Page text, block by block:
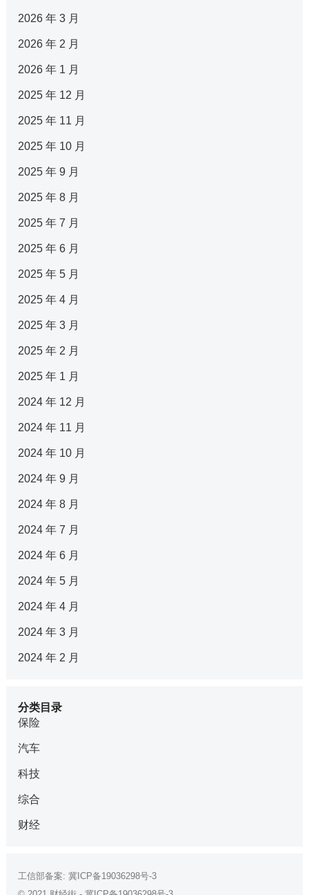
2026 年 3 月
2026 年 2 月
2026 年 1 月
2025 年 12 月
2025 年 11 月
2025 年 10 月
2025 年 9 月
2025 年 8 月
2025 年 7 月
2025 年 6 月
2025 年 5 月
2025 年 4 月
2025 年 3 月
2025 年 2 月
2025 年 1 月
2024 年 12 月
2024 年 11 月
2024 年 10 月
2024 年 9 月
2024 年 8 月
2024 年 7 月
2024 年 6 月
2024 年 5 月
2024 年 4 月
2024 年 3 月
2024 年 2 月
分类目录
保险
汽车
科技
综合
财经
工信部备案: 冀ICP备19036298号-3